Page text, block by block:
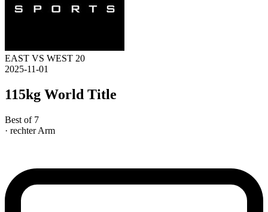
EAST VS WEST 20
2025-11-01
115kg World Title
Best of 7
· rechter Arm